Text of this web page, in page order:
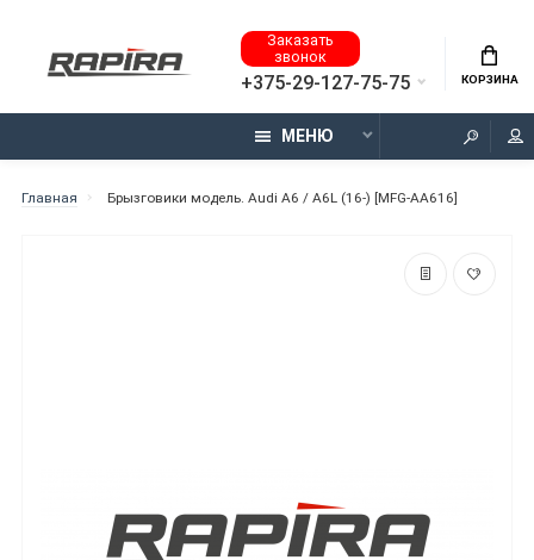
Заказать
звонок
+375-29-127-75-75 КОРЗИНА
МЕНЮ
Главная Брызговики модель. Audi A6 / A6L (16-) [MFG-AA616]